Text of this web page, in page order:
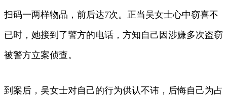
扫码一两样物品，前后达7次。正当吴女士心中窃喜不
已时，她接到了警方的电话，方知自己因涉嫌多次盗窃
被警方立案侦查。
到案后，吴女士对自己的行为供认不讳，后悔自己为占